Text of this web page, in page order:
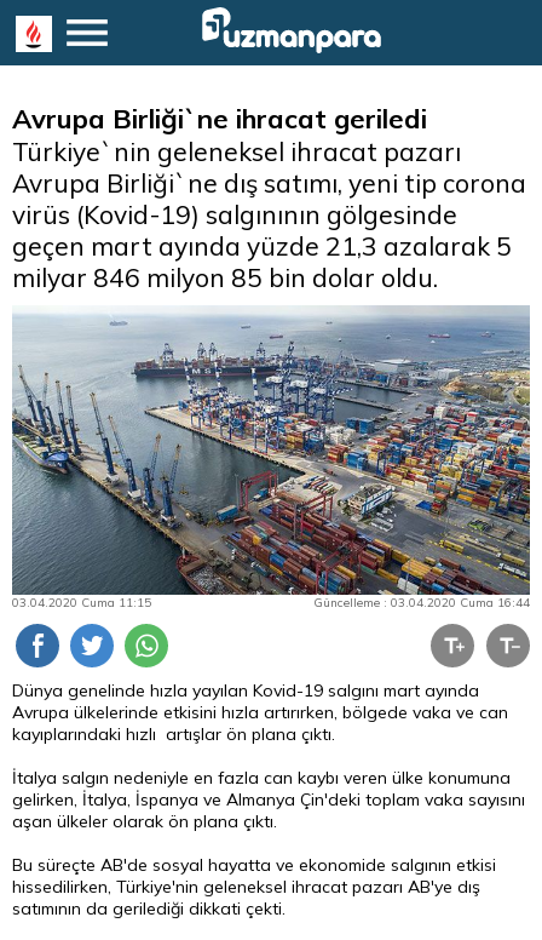
Avrupa Birliği`ne ihracat geriledi
Türkiye`nin geleneksel ihracat pazarı
Avrupa Birliği`ne dış satımı, yeni tip corona
virüs (Kovid-19) salgınının gölgesinde
geçen mart ayında yüzde 21,3 azalarak 5
milyar 846 milyon 85 bin dolar oldu.
03.04.2020 Cuma 11:15 Güncelleme : 03.04.2020 Cuma 16:44
Dünya genelinde hızla yayılan Kovid-19 salgını mart ayında
Avrupa ülkelerinde etkisini hızla artırırken, bölgede vaka ve can
kayıplarındaki hızlı artışlar ön plana çıktı.
İtalya salgın nedeniyle en fazla can kaybı veren ülke konumuna
gelirken, İtalya, İspanya ve Almanya Çin'deki toplam vaka sayısını
aşan ülkeler olarak ön plana çıktı.
Bu süreçte AB'de sosyal hayatta ve ekonomide salgının etkisi
hissedilirken, Türkiye'nin geleneksel ihracat pazarı AB'ye dış
satımının da gerilediği dikkati çekti.